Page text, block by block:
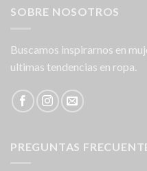
SOBRE NOSOTROS
Buscamos inspirarnos en
ultimas tendencias en ropa.
PREGUNTAS